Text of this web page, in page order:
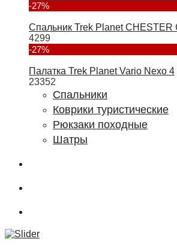
-27%
Спальник Trek Planet CHESTER
4299
-27%
Палатка Trek Planet Vario Nexo 4
23352
Спальники
Коврики туристические
Рюкзаки походные
Шатры